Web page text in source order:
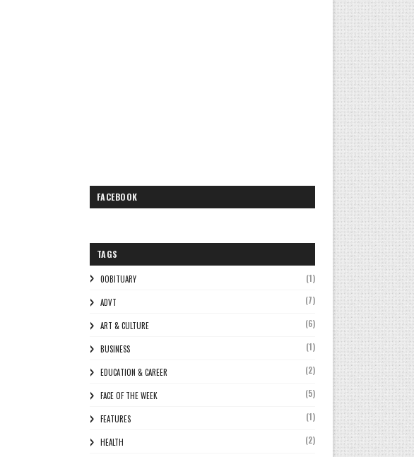
FACEBOOK
TAGS
0OBITUARY (1)
ADVT (7)
ART & CULTURE (6)
BUSINESS (1)
EDUCATION & CAREER (2)
FACE OF THE WEEK (5)
FEATURES (1)
HEALTH (2)